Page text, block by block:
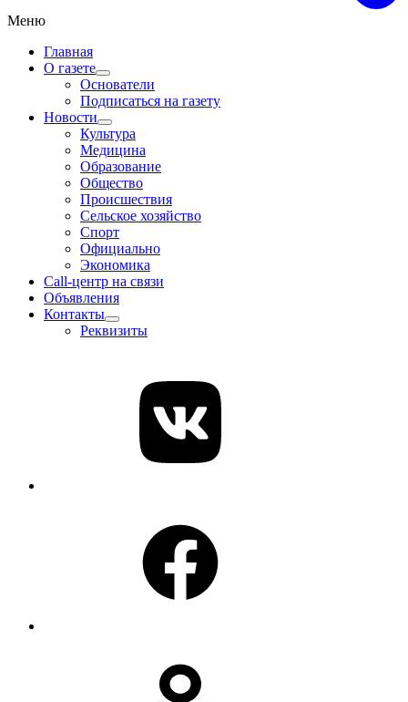
Меню
Главная
О газете
Основатели
Подписаться на газету
Новости
Культура
Медицина
Образование
Общество
Происшествия
Сельское хозяйство
Спорт
Официально
Экономика
Call-центр на связи
Объявления
Контакты
Реквизиты